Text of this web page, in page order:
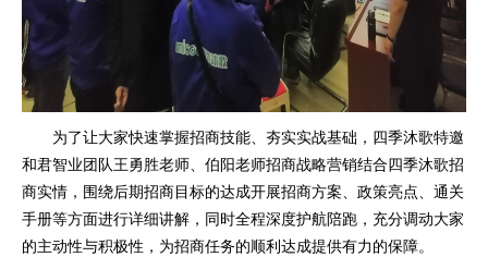
为了让大家快速掌握招商技能、夯实实战基础，四季沐歌特邀
和君智业团队王勇胜老师、伯阳老师招商战略营销结合四季沐歌招
商实情，围绕后期招商目标的达成开展招商方案、政策亮点、通关
手册等方面进行详细讲解，同时全程深度护航陪跑，充分调动大家
的主动性与积极性，为招商任务的顺利达成提供有力的保障。